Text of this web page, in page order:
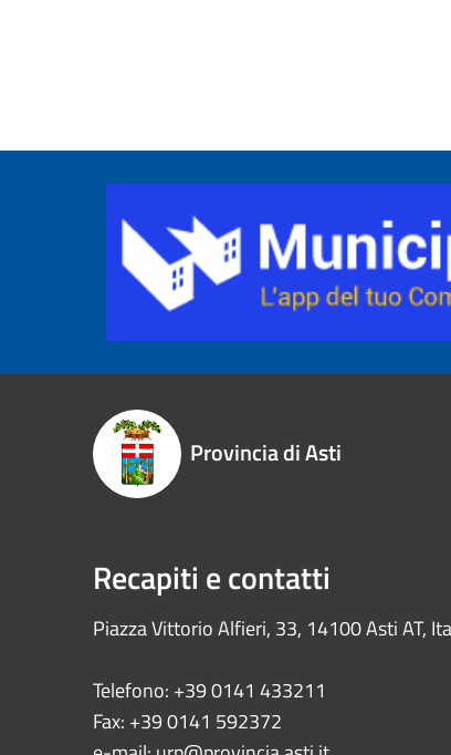
Provincia di Asti
Recapiti e contatti
Piazza Vittorio Alfieri, 33, 14100 Asti AT,
Telefono: +39 0141 433211
Fax: +39 0141 592372